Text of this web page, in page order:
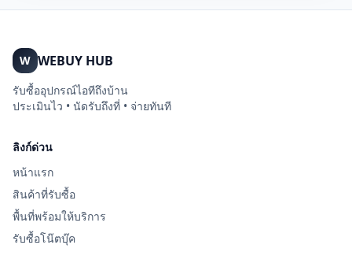
W WEBUY HUB
รับซื้ออุปกรณ์ไอทีถึงบ้าน
ประเมินไว • นัดรับถึงที่ • จ่ายทันที
ลิงก์ด่วน
หน้าแรก
สินค้าที่รับซื้อ
พื้นที่พร้อมให้บริการ
รับซื้อโน๊ตบุ๊ค